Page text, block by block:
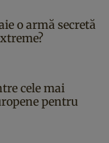
o armă secretă
cele mai
pentru